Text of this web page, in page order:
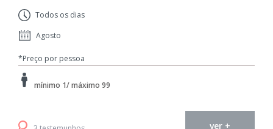
Todos os dias
Agosto
*Preço por pessoa
mínimo 1/ máximo 99
ver +